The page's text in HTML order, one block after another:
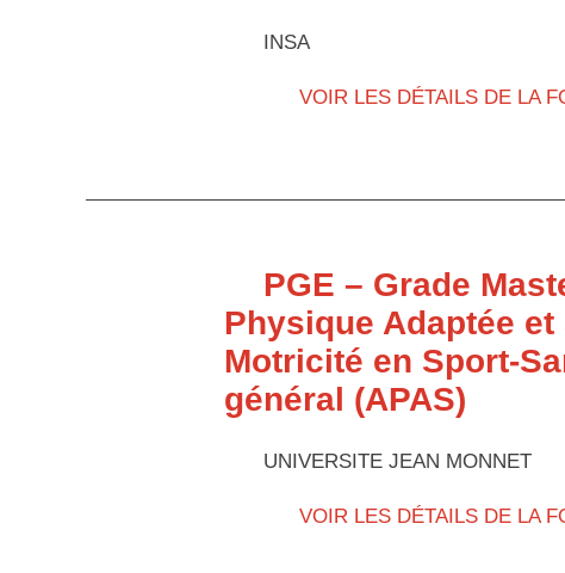
INSA
VOIR LES DÉTAILS DE LA
PGE – Grade
Physique Adaptée
Motricité en Sport-
général (APAS)
UNIVERSITE JEAN MONNET
VOIR LES DÉTAILS DE LA